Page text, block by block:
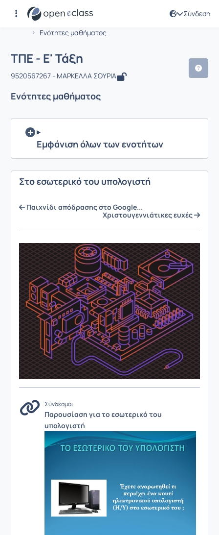
Σύνδεση
Αρχική Σελίδα
Ενότητες μαθήματος
Μάθημα : ΤΠΕ - Ε' Τάξη
ΤΠΕ - Ε' Τάξη
9520567267 - ΜΑΡΚΕΛΛΑ ΣΟΥΡΙΑ
Ενότητες μαθήματος
Εμφάνιση όλων των ενοτήτων
Στο εσωτερικό του υπολογιστή
Παιχνίδι απόδρασης στο Google...
Χριστουγεννιάτικες ευχές
Σύνδεσμοι
Παρουσίαση για το εσωτερικό του
υπολογιστή